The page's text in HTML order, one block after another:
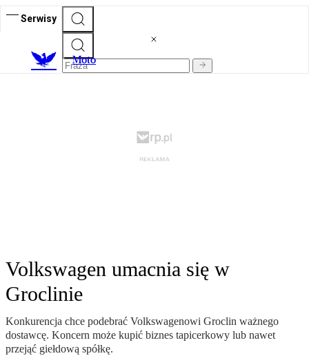
Serwisy
Moto
Volkswagen umacnia się w
Groclinie
Konkurencja chce podebrać Volkswagenowi Groclin ważnego
dostawcę. Koncern może kupić biznes tapicerkowy lub nawet
przejąć giełdową spółkę.